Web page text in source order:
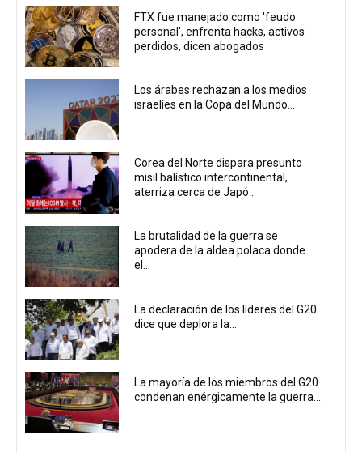
FTX fue manejado como 'feudo
personal', enfrenta hacks, activos
perdidos, dicen abogados
Los árabes rechazan a los medios
israelíes en la Copa del Mundo...
Corea del Norte dispara presunto
misil balístico intercontinental,
aterriza cerca de Japó...
La brutalidad de la guerra se
apodera de la aldea polaca donde
el...
La declaración de los líderes del G20
dice que deplora la...
La mayoría de los miembros del G20
condenan enérgicamente la guerra...